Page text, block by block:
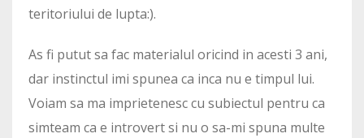
teritoriului de lupta:).
As fi putut sa fac materialul oricind in acesti 3 ani,
dar instinctul imi spunea ca inca nu e timpul lui.
Voiam sa ma imprietenesc cu subiectul pentru ca
simteam ca e introvert si nu o sa-mi spuna multe